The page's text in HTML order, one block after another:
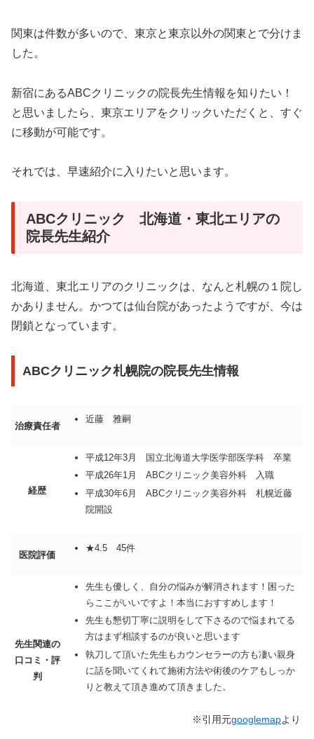
関東は件数が多いので、東京と東京以外の関東とで分けま
した。
新宿にあるABCクリニックの院長先生情報を知りたい！
と思いましたら、東京エリアをクリックいただくと、すぐ
に移動が可能です。
それでは、早速紹介に入りたいと思います。
ABCクリニック 北海道・東北エリアの
院長先生紹介
北海道、東北エリアのクリニックは、なんと札幌の１院し
かありません。かつては仙台院があったようですが、今は
閉鎖となっています。
ABCクリニック札幌院の院長先生情報
治療責任者
近藤 雅嗣
経歴
平成12年3月 国立北海道大学医学部医学科 卒業
平成26年1月 ABCクリニック美容外科 入職
平成30年6月 ABCクリニック美容外科 札幌近藤
院開設
医院評価
★4.5 45件
先生関連の
口コミ・評
判
先生も優しく、自分の悩みが解消されます！困った
らここがいいですよ！本当におすすめします！
先生も懇切丁寧に説明をして下さるので悩まれてる
方はまず相談するのが良いと思います
執刀して頂いた先生もカウンセラーの方も凄い親身
に話を聞いてくれて施術方法や術後のケアもしっか
りと教えて頂き進めて頂きました。
※引用元googlemapより